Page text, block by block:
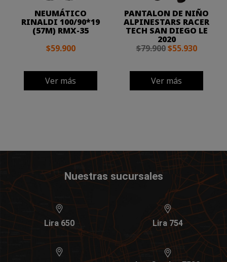
NEUMÁTICO
RINALDI 100/90*19
(57M) RMX-35
$59.900
Ver más
PANTALON DE NIÑO
ALPINESTARS RACER
TECH SAN DIEGO LE
2020
$79.900 $55.930
Ver más
Nuestras sucursales
Lira 650 Lira 754